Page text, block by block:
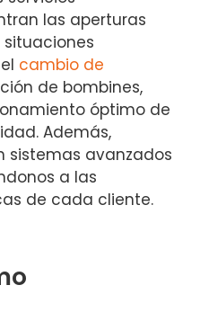
las aperturas
cambio de
de bombines,
óptimo de
Además,
sistemas avanzados
a las
de cada cliente.